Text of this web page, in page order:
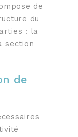
de
du
: la
section
de